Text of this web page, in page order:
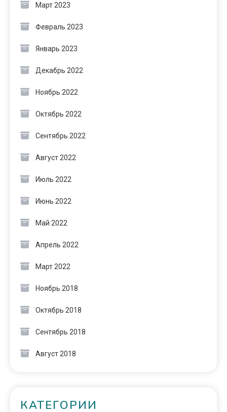
Март 2023
Февраль 2023
Январь 2023
Декабрь 2022
Ноябрь 2022
Октябрь 2022
Сентябрь 2022
Август 2022
Июль 2022
Июнь 2022
Май 2022
Апрель 2022
Март 2022
Ноябрь 2018
Октябрь 2018
Сентябрь 2018
Август 2018
КАТЕГОРИИ